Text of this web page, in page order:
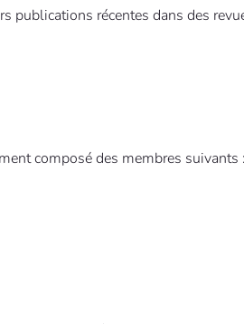
publications récentes dans des
composé des membres suivants :